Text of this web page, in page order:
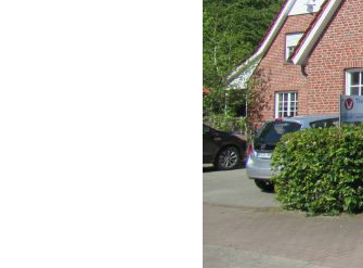
Notdienst
Jobs & Praktikum